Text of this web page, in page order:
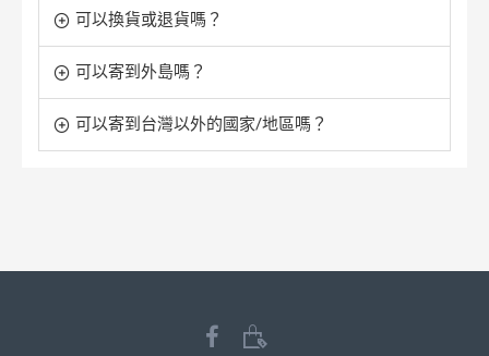
可以換貨或退貨嗎？
可以寄到外島嗎？
可以寄到台灣以外的國家/地區嗎？